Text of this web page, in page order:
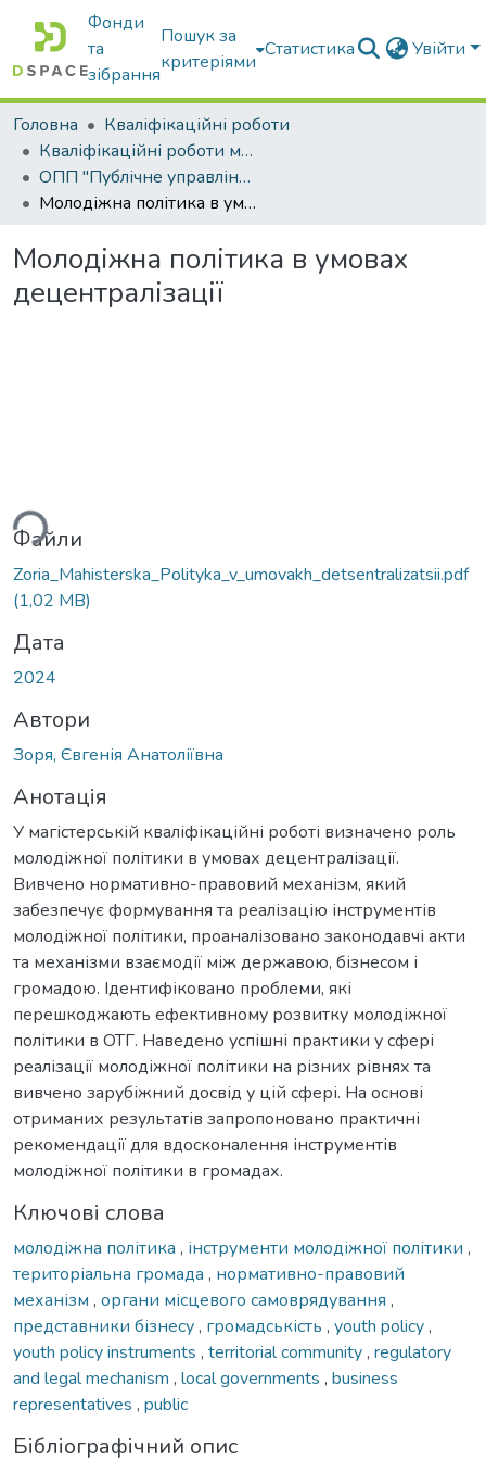
Фонди
та
зібрання
Пошук за
критеріями
Статистика Увійти
Головна
Кваліфікаційні роботи
Кваліфікаційні роботи магістрів
ОПП "Публічне управління та адміністрування"
Молодіжна політика в умовах децентралізації
Молодіжна політика в умовах
децентралізації
Файли
Zoria_Mahisterska_Polityka_v_umovakh_detsentralizatsii.pdf
(1,02 MB)
Дата
2024
Автори
Зоря, Євгенія Анатоліївна
Анотація
У магістерській кваліфікаційні роботі визначено роль
молодіжної політики в умовах децентралізації.
Вивчено нормативно-правовий механізм, який
забезпечує формування та реалізацію інструментів
молодіжної політики, проаналізовано законодавчі акти
та механізми взаємодії між державою, бізнесом і
громадою. Ідентифіковано проблеми, які
перешкоджають ефективному розвитку молодіжної
політики в ОТГ. Наведено успішні практики у сфері
реалізації молодіжної політики на різних рівнях та
вивчено зарубіжний досвід у цій сфері. На основі
отриманих результатів запропоновано практичні
рекомендації для вдосконалення інструментів
молодіжної політики в громадах.
Ключові слова
молодіжна політика , інструменти молодіжної політики ,
територіальна громада , нормативно-правовий
механізм , органи місцевого самоврядування ,
представники бізнесу, громадськість , youth policy,
youth policy instruments , territorial community, regulatory
and legal mechanism , local governments , business
representatives , public
Бібліографічний опис